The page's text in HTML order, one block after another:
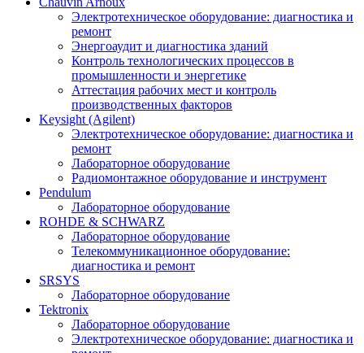
Электротехническое оборудование: диагностика и
ремонт
Энергоаудит и диагностика зданий
Контроль технологических процессов в
промышленности и энергетике
Аттестация рабочих мест и контроль
производственных факторов
Keysight (Agilent)
Электротехническое оборудование: диагностика и
ремонт
Лабораторное оборудование
Радиомонтажное оборудование и инструмент
Pendulum
Лабораторное оборудование
ROHDE & SCHWARZ
Лабораторное оборудование
Телекоммуникационное оборудование:
диагностика и ремонт
SRSYS
Лабораторное оборудование
Tektronix
Лабораторное оборудование
Электротехническое оборудование: диагностика и